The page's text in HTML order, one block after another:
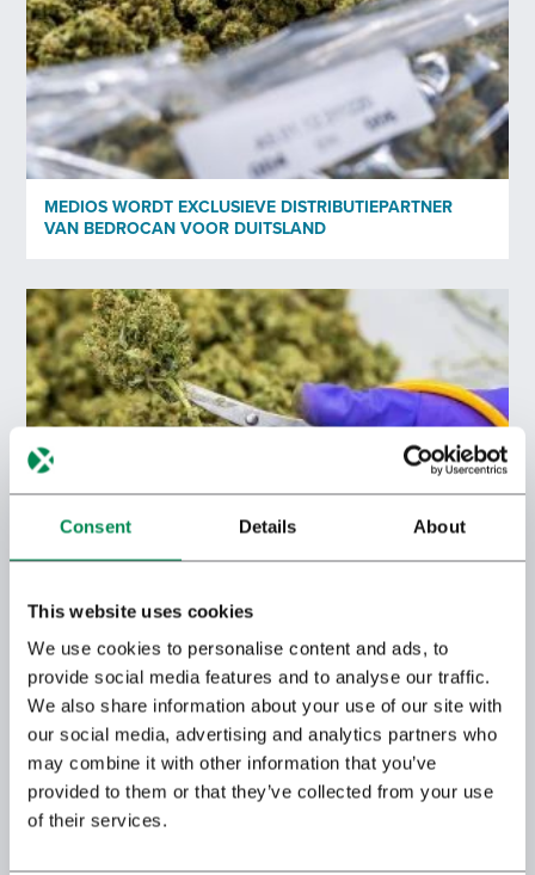
Consent Details About
This website uses cookies
We use cookies to personalise content and ads, to
provide social media features and to analyse our traffic.
We also share information about your use of our site with
our social media, advertising and analytics partners who
may combine it with other information that you’ve
provided to them or that they’ve collected from your use
of their services.
MEDIOS WORDT EXCLUSIEVE DISTRIBUTIEPARTNER
VAN BEDROCAN VOOR DUITSLAND
DUITSLAND